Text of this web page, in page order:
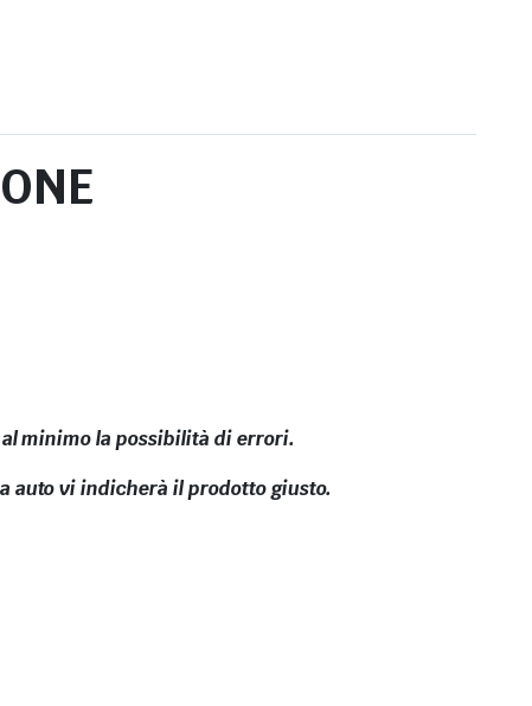
minimo la possibilità di errori.
auto vi indicherà il prodotto giusto.